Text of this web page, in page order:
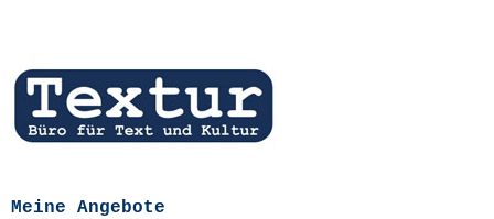
Meine Angebote